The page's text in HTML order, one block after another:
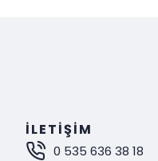
çıkarıyoruz.
bir deneyim
İLETIŞIM
0 535 636 38 18